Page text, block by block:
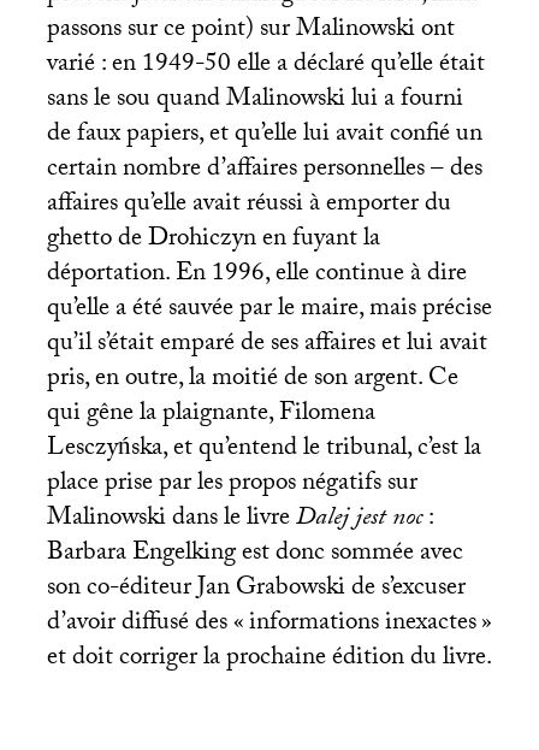
passons sur ce point) sur Malinowski ont
varié : en 1949-50 elle a déclaré qu’elle était
sans le sou quand Malinowski lui a fourni
de faux papiers, et qu’elle lui avait confié un
certain nombre d’affaires personnelles – des
affaires qu’elle avait réussi à emporter du
ghetto de Drohiczyn en fuyant la
déportation. En 1996, elle continue à dire
qu’elle a été sauvée par le maire, mais précise
qu’il s’était emparé de ses affaires et lui avait
pris, en outre, la moitié de son argent. Ce
qui gêne la plaignante, Filomena
Lesczyńska, et qu’entend le tribunal, c’est la
place prise par les propos négatifs sur
Malinowski dans le livreDalej jest noc:
Barbara Engelking est donc sommée avec
son co-éditeur Jan Grabowski de s’excuser
d’avoir diffusé des «informations inexactes»
et doit corriger la prochaine édition du livre.